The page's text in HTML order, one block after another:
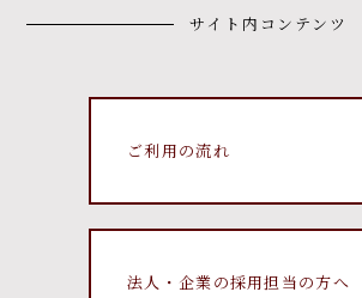
サイト内コンテンツ
ご利用の流れ
法人・企業の採用担当の方へ